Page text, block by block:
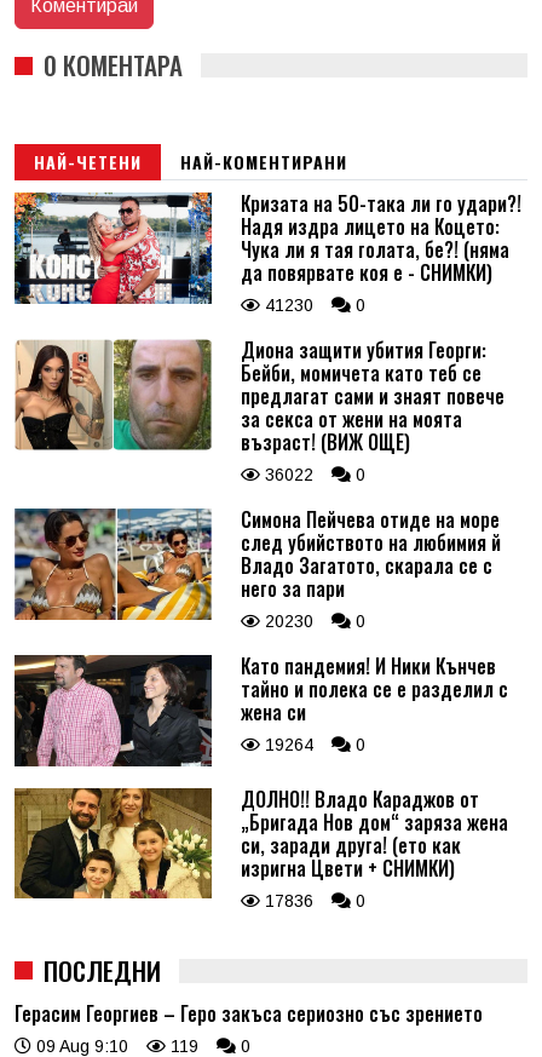
0 КОМЕНТАРА
НАЙ-ЧЕТЕНИ НАЙ-КОМЕНТИРАНИ
Кризата на 50-така ли го удари?!
Надя издра лицето на Коцето:
Чука ли я тая голата, бе?! (няма
да повярвате коя е - СНИМКИ)
41230 0
Диона защити убития Георги:
Бейби, момичета като теб се
предлагат сами и знаят повече
за секса от жени на моята
възраст! (ВИЖ ОЩЕ)
36022 0
Симона Пейчева отиде на море
след убийството на любимия й
Владо Загатото, скарала се с
него за пари
20230 0
Като пандемия! И Ники Кънчев
тайно и полека се е разделил с
жена си
19264 0
ДОЛНО!! Владо Караджов от
„Бригада Нов дом“ заряза жена
си, заради друга! (ето как
изригна Цвети + СНИМКИ)
17836 0
ПОСЛЕДНИ
Герасим Георгиев – Геро закъса сериозно със зрението
09 Aug 9:10 119 0